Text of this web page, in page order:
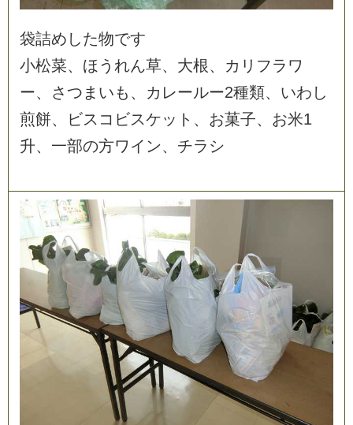
袋詰め した物です
小松菜、 ほ う れん草、 大根、 カ リ フラ ワ
ー、 さつ ま いも 、 カ レールー2種類、 いわ し
煎餅、 ビス コ ビスケッ ト 、 お菓子、 お米1
升、 一部の方ワ イ ン、 チラ シ